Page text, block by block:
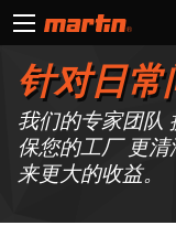
针对日常
我们的专家团队
保您的工厂 更
来更大的收益。